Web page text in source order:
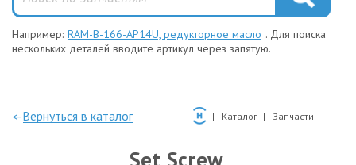
Например: RAM-B-166-AP14U, редукторное масло . Для поиска
нескольких деталей вводите артикул через запятую.
—Вернуться в каталог Каталог Запчасти
Set Screw